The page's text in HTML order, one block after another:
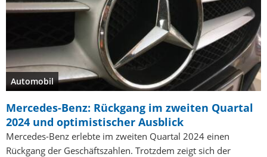
Automobil
Mercedes-Benz: Rückgang im zweiten Quartal
2024 und optimistischer Ausblick
Mercedes-Benz erlebte im zweiten Quartal 2024 einen
Rückgang der Geschäftszahlen. Trotzdem zeigt sich der